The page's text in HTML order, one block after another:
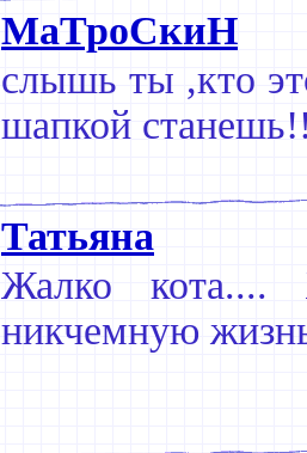
МаТроСкиН
слышь ты ,кто
шапкой
Татьяна
Жалко
никчемную